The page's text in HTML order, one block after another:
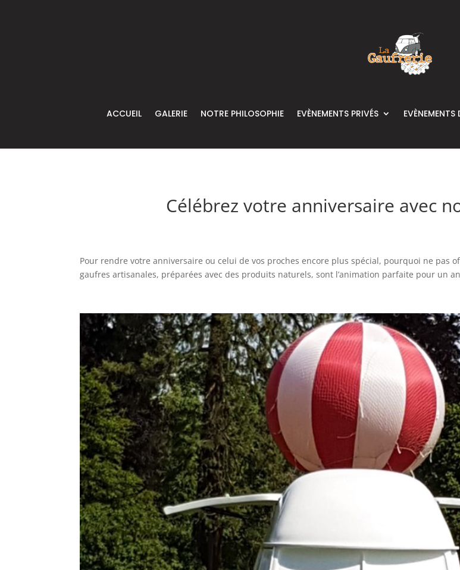
ACCUEIL GALERIE NOTRE PHILOSOPHIE EVÈNEMENTS PRIVÉS EVÈNEMENTS
Célébrez votre anniversaire avec
Pour rendre votre anniversaire ou celui de vos proches encore plus spécial, pourquoi ne pas
gaufres artisanales, préparées avec des produits naturels, sont l’animation parfaite pour un